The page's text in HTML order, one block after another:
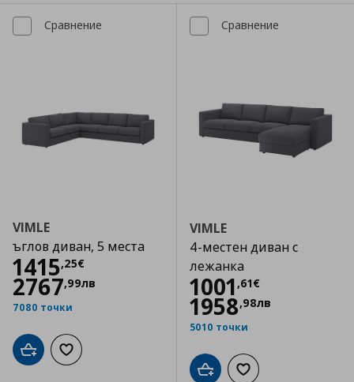
Сравнение
VIMLE
ъглов диван, 5 места
1415,25€
Цена1415,25 €
2767,99лв
7080 точки
Добави в кошницата
Добави към списъка с любими
Сравнение
VIMLE
4-местен диван с
лежанка
1001 ,61€
Цена1001,61 €
1958,98лв
5010 точки
Добави в кошницата
Добави към